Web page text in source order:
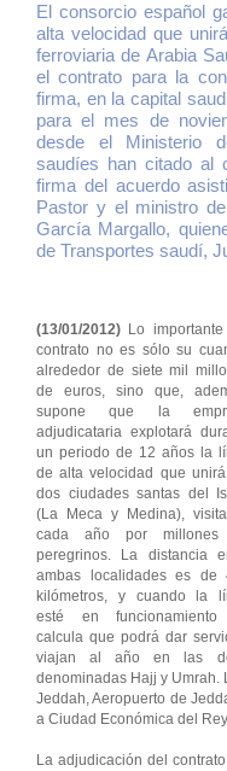
El consorcio español
alta velocidad que
ferroviaria de Arabia
el contrato para la
firma, en la capital
para el mes de
desde el Ministerio
saudíes han citado al
firma del acuerdo
Pastor y el ministro
García Margallo,
de Transportes saudí,
(13/01/2012) Lo importante
contrato no es sólo su
alrededor de siete mil
de euros, sino que,
supone que la
adjudicataria explotará
un periodo de 12 años la
de alta velocidad que
dos ciudades santas del
(La Meca y Medina),
cada año por millones
peregrinos. La distancia
ambas localidades es de
kilómetros, y cuando la
esté en
calcula que podrá dar
viajan al año en las
denominadas Hajj y Umrah.
Jeddah, Aeropuerto de
a Ciudad Económica del
La adjudicación del